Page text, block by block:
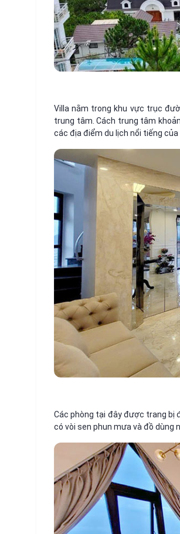
Villa nằm trong khu vực trục
trung tâm. Cách trung tâm
các địa điểm du lịch nổi tiếng của
Các phòng tại đây được trang bị
có vòi sen phun mưa và đồ dùng